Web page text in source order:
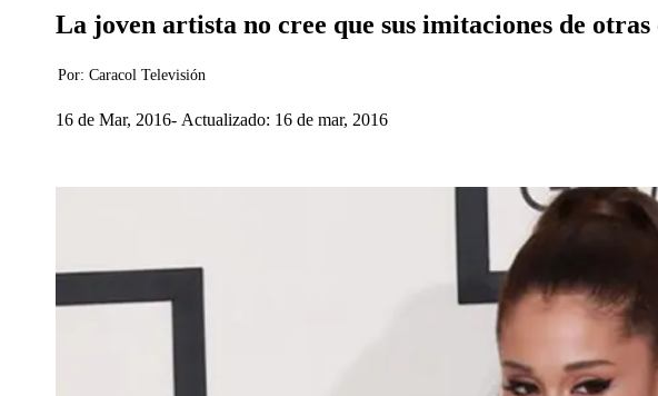
La joven artista no cree que sus imitaciones de
Por: Caracol Televisión
16 de Mar, 2016 Actualizado: 16 de mar, 2016